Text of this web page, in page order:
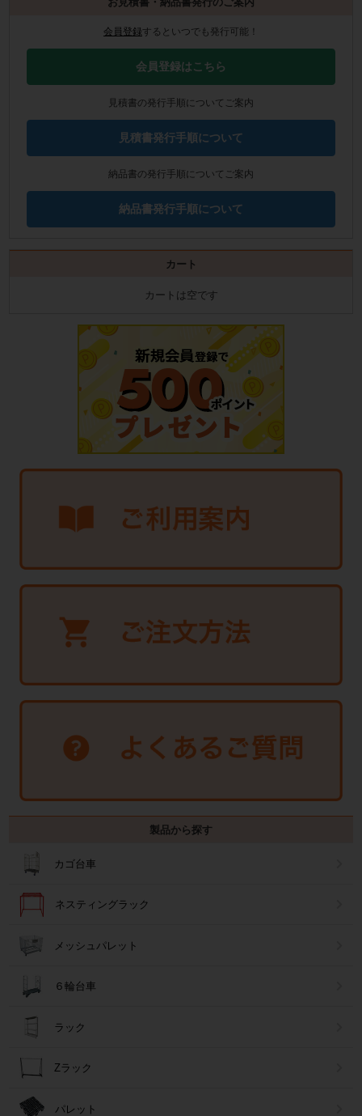
会員登録するといつでも発行可能！
会員登録はこちら
見積書の発行手順についてご案内
見積書発行手順について
納品書の発行手順についてご案内
納品書発行手順について
カート
カートは空です
製品から探す
カゴ台車
ネスティングラック
メッシュパレット
６輪台車
ラック
Zラック
パレット